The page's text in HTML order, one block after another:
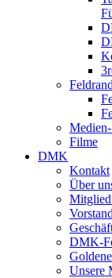
Filme
DMK
Kontakt
Über
Vorstand
DMK-
Unsere